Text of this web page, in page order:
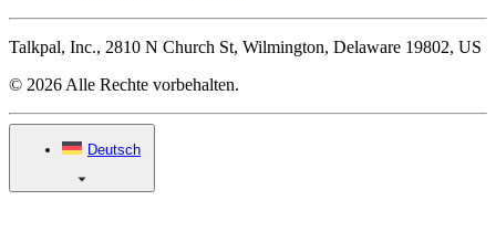
Talkpal, Inc., 2810 N Church St, Wilmington, Delaware 19802, US
© 2026 Alle Rechte vorbehalten.
Deutsch